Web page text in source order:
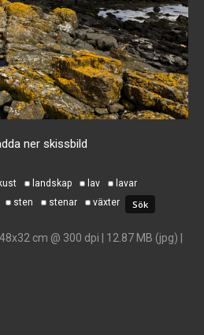
ner skissbild
kust landskap lav
lavar
sten stenar växter
cm @ 300 dpi | 12.87 MB (jpg) |